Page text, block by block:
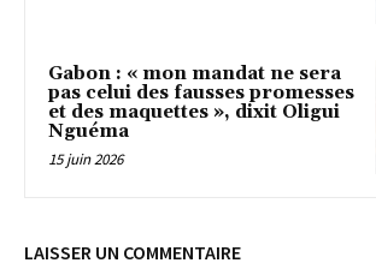
Gabon : « mon mandat ne sera
pas celui des fausses promesses
et des maquettes », dixit Oligui
Nguéma
15 juin 2026
LAISSER UN COMMENTAIRE